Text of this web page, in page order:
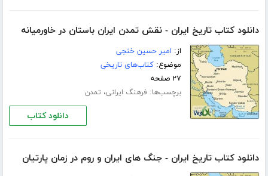
دانلود کتاب تاریخ ایران - نقش تمدن ایران باستان در خاورمیانه
از: امیر حسین خنجی
موضوع:کتاب‌های تاریخی
۲۷ صفحه
برچسب‌ها: فرهنگ ایرانی، تمدن
دانلود کتاب
دانلود کتاب تاریخ ایران - جنگ های ایران و روم در زمان پارتیان